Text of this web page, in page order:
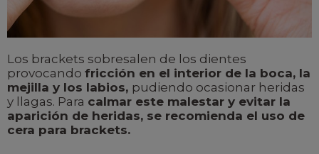
Los brackets sobresalen de los dientes
provocando fricción en el interior de la boca, la
mejilla y los labios, pudiendo ocasionar heridas
y llagas. Para calmar este malestar y evitar la
aparición de heridas, se recomienda el uso de
cera para brackets.